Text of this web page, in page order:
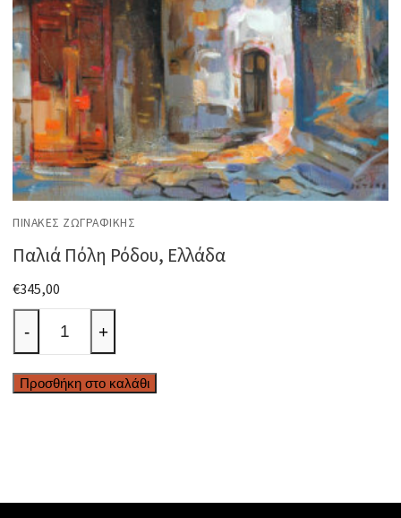
ΠΊΝΑΚΕΣ ΖΩΓΡΑΦΙΚΉΣ
Παλιά Πόλη Ρόδου, Ελλάδα
€345,00
Πόλη
Ρόδου,
- +
Προσθήκη στο καλάθι